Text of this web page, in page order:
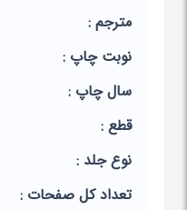
مترجم :
نوبت چاپ :
سال چاپ :
قطع :
نوع جلد :
تعداد کل صفحات :